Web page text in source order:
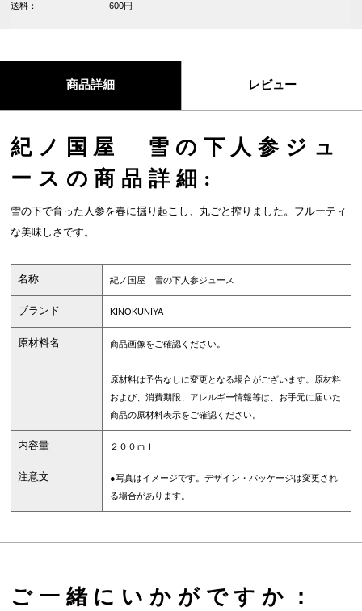
送料： 600円
商品詳細 レビュー
紀ノ国屋 雪の下人参ジュ
ースの商品詳細:
雪の下で育った人参を春に掘り起こし、丸ごと搾りました。フルーティ
な美味しさです。
名称 紀ノ国屋 雪の下人参ジュース
ブランド KINOKUNIYA
原材料名 商品画像をご確認ください。
原材料は予告なしに変更となる場合がございます。原材料
および、消費期限、アレルギー情報等は、お手元に届いた
商品の原材料表示をご確認ください。
内容量 ２００ｍｌ
注意文
●写真はイメージです。デザイン・パッケージは変更され
る場合があります。
ご一緒にいかがですか：